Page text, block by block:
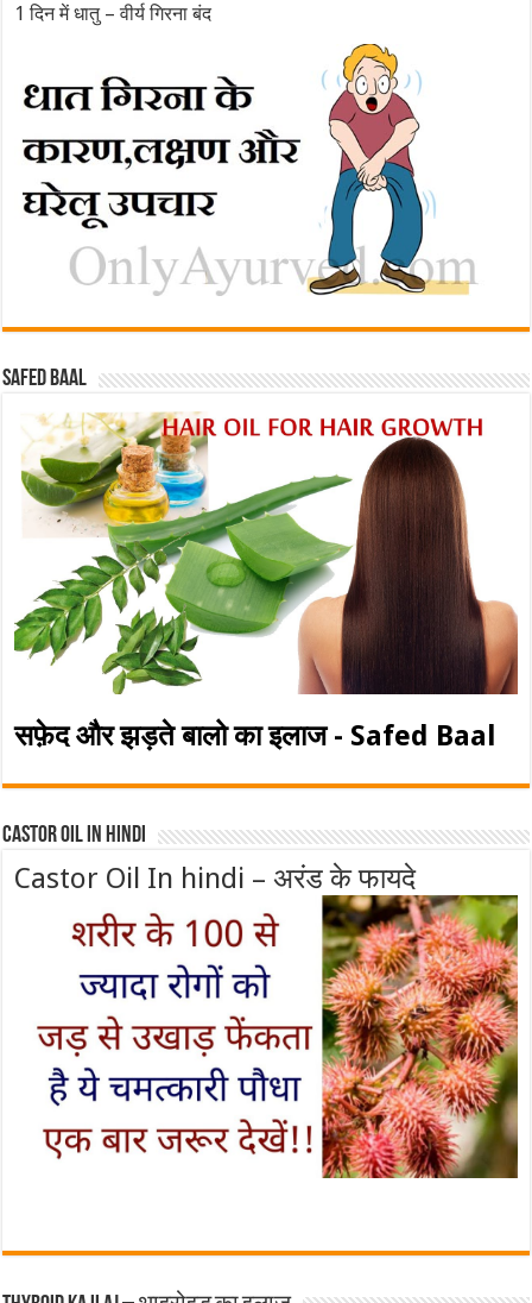
1 दिन में धातु – वीर्य गिरना बंद
Safed baal
सफ़ेद और झड़ते बालो का इलाज - Safed Baal
Castor Oil In Hindi
Castor Oil In hindi – अरंड के फायदे